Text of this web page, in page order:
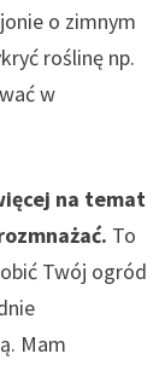
o zimnym
roślinę np.
w
na temat
To
Twój ogród
Mam